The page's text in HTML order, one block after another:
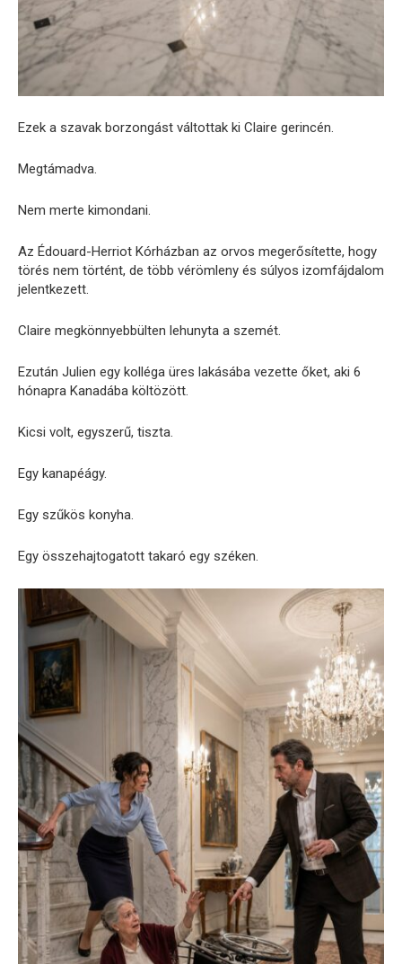
Ezek a szavak borzongást váltottak ki Claire gerincén.
Megtámadva.
Nem merte kimondani.
Az Édouard-Herriot Kórházban az orvos megerősítette, hogy
törés nem történt, de több vérömleny és súlyos izomfájdalom
jelentkezett.
Claire megkönnyebbülten lehunyta a szemét.
Ezután Julien egy kolléga üres lakásába vezette őket, aki 6
hónapra Kanadába költözött.
Kicsi volt, egyszerű, tiszta.
Egy kanapéágy.
Egy szűkös konyha.
Egy összehajtogatott takaró egy széken.